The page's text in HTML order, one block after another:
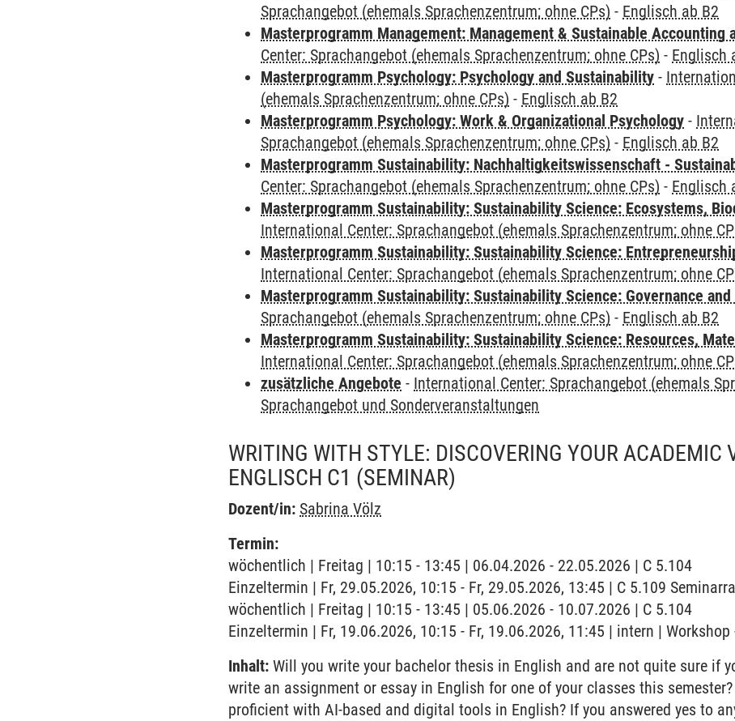
Sprachangebot (ehemals Sprachenzentrum; ohne CPs) - Englisch ab B2
Masterprogramm Management: Management & Sustainable Accounting
Center: Sprachangebot (ehemals Sprachenzentrum; ohne CPs) - Englisch
Masterprogramm Psychology: Psychology and Sustainability -
(ehemals Sprachenzentrum; ohne CPs) - Englisch ab B2
Masterprogramm Psychology: Work & Organizational Psychology -
Sprachangebot (ehemals Sprachenzentrum; ohne CPs) - Englisch ab B2
Masterprogramm Sustainability: Nachhaltigkeitswissenschaft -
Center: Sprachangebot (ehemals Sprachenzentrum; ohne CPs) - Englisch
Masterprogramm Sustainability: Sustainability Science: Ecosystems,
International Center: Sprachangebot (ehemals Sprachenzentrum; ohne
Masterprogramm Sustainability: Sustainability Science:
International Center: Sprachangebot (ehemals Sprachenzentrum; ohne
Masterprogramm Sustainability: Sustainability Science: Governance and
Sprachangebot (ehemals Sprachenzentrum; ohne CPs) - Englisch ab B2
Masterprogramm Sustainability: Sustainability Science: Resources,
International Center: Sprachangebot (ehemals Sprachenzentrum; ohne
zusätzliche Angebote - International Center: Sprachangebot (ehemals
Sprachangebot und Sonderveranstaltungen
WRITING WITH STYLE: DISCOVERING YOUR ACADEMIC
ENGLISCH C1 (SEMINAR)
Dozent/in: Sabrina Völz
Termin:
wöchentlich | Freitag | 10:15 - 13:45 | 06.04.2026 - 22.05.2026 | C 5.104
Einzeltermin | Fr, 29.05.2026, 10:15 - Fr, 29.05.2026, 13:45 | C 5.109
wöchentlich | Freitag | 10:15 - 13:45 | 05.06.2026 - 10.07.2026 | C 5.104
Einzeltermin | Fr, 19.06.2026, 10:15 - Fr, 19.06.2026, 11:45 | intern | Workshop
Inhalt: Will you write your bachelor thesis in English and are not quite sure if
write an assignment or essay in English for one of your classes this
proficient with AI-based and digital tools in English? If you answered yes to